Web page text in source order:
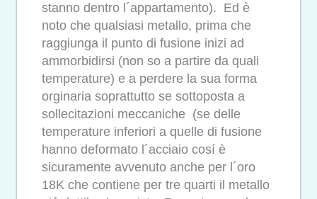
stanno dentro l´appartamento). Ed è
noto che qualsiasi metallo, prima che
raggiunga il punto di fusione inizi ad
ammorbidirsi (non so a partire da quali
temperature) e a perdere la sua forma
orginaria soprattutto se sottoposta a
sollecitazioni meccaniche (se delle
temperature inferiori a quelle di fusione
hanno deformato l´acciaio cosí è
sicuramente avvenuto anche per l´oro
18K che contiene per tre quarti il metallo